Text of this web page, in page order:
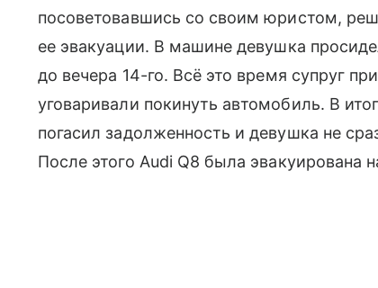
посоветовавшись со своим юристом,
ее эвакуации. В машине девушка
до вечера 14-го. Всё это время супруг
уговаривали покинуть автомобиль. В
погасил задолженность и девушка не
После этого Audi Q8 была эвакуирована